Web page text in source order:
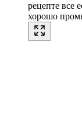
рецепте все
хорошо